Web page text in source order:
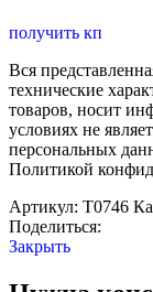
получить кп
Вся
технические
товаров, носит
условиях не
персональных
Политикой
Артикул: Т0746
Поделиться:
Закрыть